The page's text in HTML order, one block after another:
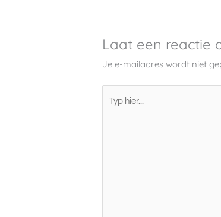
Laat een reactie
Je e-mailadres wordt niet
hier...